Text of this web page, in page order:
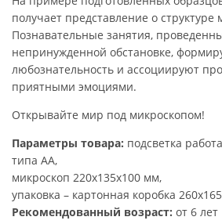
получает представление о структуре
Познавательные занятия,
непринужденной обстановке,
любознательность и ассоциируют
приятными эмоциями.
Открывайте мир под микроскопом!
Параметры товара: подсветка
типа АА,
микроскоп 220х135х100 мм,
упаковка – картонная коробка
Рекомендованный возраст: от 6 лет